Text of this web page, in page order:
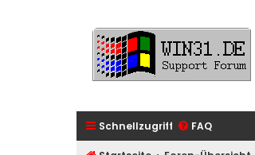
Schnellzugriff FAQ